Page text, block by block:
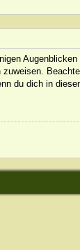
du dich in